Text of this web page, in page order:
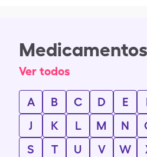
Ver todos
A B C D E
J
K L M N
S
T U V W